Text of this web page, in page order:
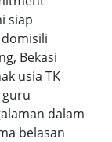
siap
Bekasi
usia TK
dalam
belasan